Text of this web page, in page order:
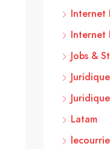
Internet
Internet
Jobs &
Juridique
Latam